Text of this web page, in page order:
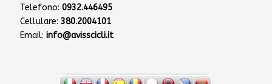
Telefono: 0932.446495
Cellulare: 380.2004101
Email: info@avisscicli.it